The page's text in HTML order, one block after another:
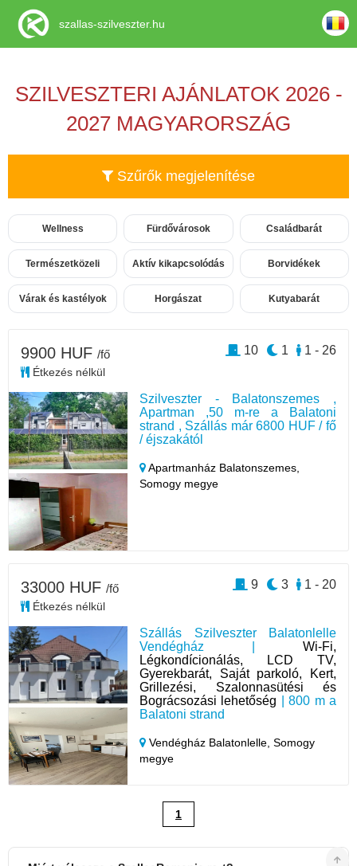
SZILVESZTERI AJÁNLATOK 2026 -
2027 MAGYARORSZÁG
Szűrők megjelenítése
Wellness Fürdővárosok Családbarát
Természetközeli Aktív kikapcsolódás Borvidékek
Várak és kastélyok Horgászat Kutyabarát
Szilveszter - Balatonszemes ,
Apartman ,50 m-re a Balatoni
strand , Szállás már 6800 HUF / fő
/ éjszakától
Apartmanház Balatonszemes,
Somogy megye
9900 HUF /fő
Étkezés nélkül
1 - 26
1
10
Szállás Szilveszter Balatonlelle
Vendégház | Wi-Fi,
Légkondícionálás, LCD TV,
Gyerekbarát, Saját parkoló, Kert,
Grillezési, Szalonnasütési és
Bográcsozási lehetőség | 800 m a
Balatoni strand
Vendégház Balatonlelle,Somogy
megye
33000 HUF /fő
Étkezés nélkül
1 - 20
3
9
1
szallas-szilveszter.hu